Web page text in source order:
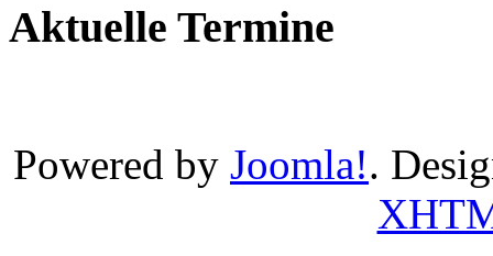
Aktuelle Termine
Powered by Joomla!.